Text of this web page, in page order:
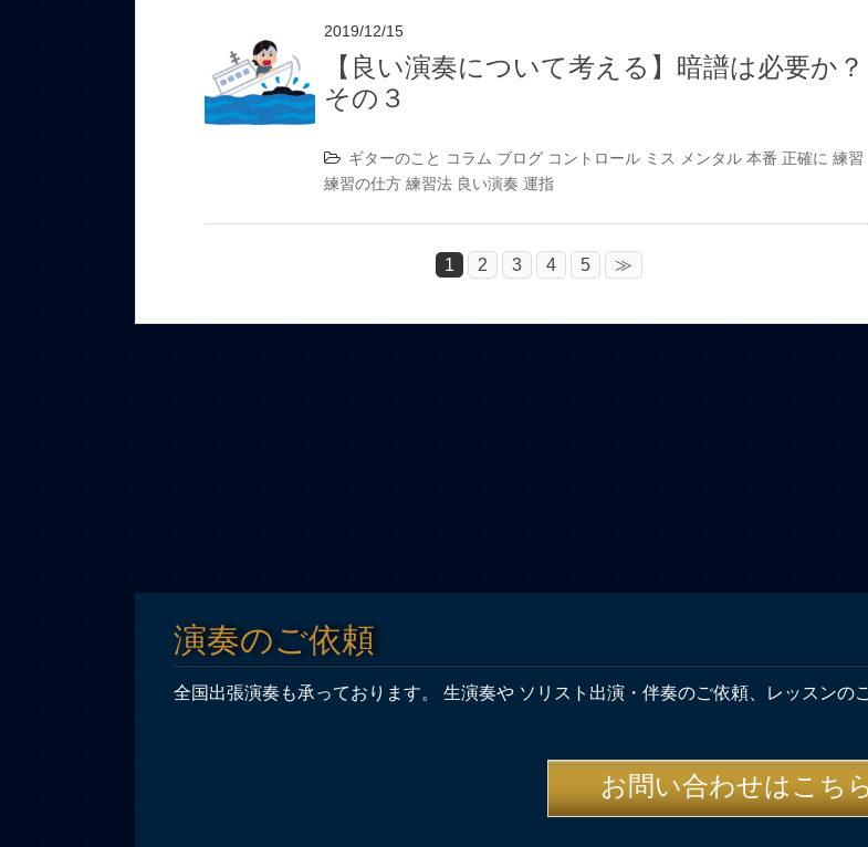
2019/12/15
【良い演奏について考える】暗譜は必要か？
その３
ギターのこと コラム ブログ コントロール ミス メンタル 本番 正確に 練習
練習の仕方 練習法 良い演奏 運指
1 2 3 4 5 ≫
演奏のご依頼
全国出張演奏も承っております。 生演奏や ソリスト出演・伴奏のご依頼、レッスンの
お問い合わせはこち